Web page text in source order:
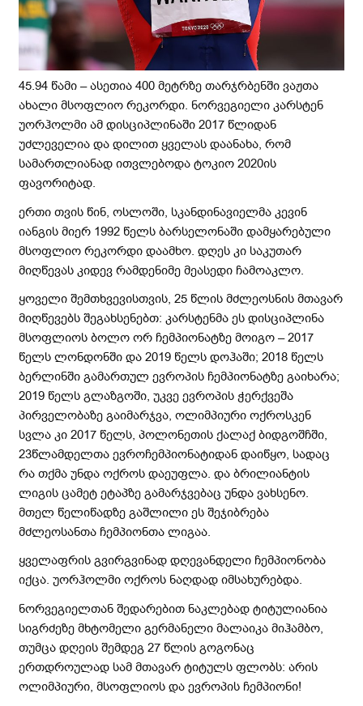
45.94 წამი – ასეთია 400 მეტრზე თარჯრბენში ვაჟთა
ახალი მსოფლიო რეკორდი. ნორვეგიელი კარსტენ
უორჰოლმი ამ დისციპლინაში 2017 წლიდან
უძლეველია და დილით ყველას დაანახა, რომ
სამართლიანად ითვლებოდა ტოკიო 2020ის
ფავორიტად.
ერთი თვის წინ, ოსლოში, სკანდინავიელმა კევინ
იანგის მიერ 1992 წელს ბარსელონაში დამყარებული
მსოფლიო რეკორდი დაამხო. დღეს კი საკუთარ
მიღწევას კიდევ რამდენიმე მეასედი ჩამოაკლო.
ყოველი შემთხვევისთვის, 25 წლის მძლეოსნის მთავარ
მიღწევებს შეგახსენებთ: კარსტენმა ეს დისციპლინა
მსოფლიოს ბოლო ორ ჩემპიონატზე მოიგო – 2017
წელს ლონდონში და 2019 წელს დოჰაში; 2018 წელს
ბერლინში გამართულ ევროპის ჩემპიონატზე გაიხარა;
2019 წელს გლაზგოში, უკვე ევროპის ჭერქვეშა
პირველობაზე გაიმარჯვა, ოლიმპიური ოქროსკენ
სვლა კი 2017 წელს, პოლონეთის ქალაქ ბიდგოშჩში,
23წლამდელთა ევროჩემპიონატიდან დაიწყო, სადაც
რა თქმა უნდა ოქროს დაეუფლა. და ბრილიანტის
ლიგის ცამეტ ეტაპზე გამარჯვებაც უნდა ვახსენო.
მთელ წელიწადზე გაშლილი ეს შეჯიბრება
მძლეოსანთა ჩემპიონთა ლიგაა.
ყველაფრის გვირგვინად დღევანდელი ჩემპიონობა
იქცა. უორჰოლმი ოქროს ნაღდად იმსახურებდა.
ნორვეგიელთან შედარებით ნაკლებად ტიტულიანია
სიგრძეზე მხტომელი გერმანელი მალაიკა მიჰამბო,
თუმცა დღეის შემდეგ 27 წლის გოგონაც
ერთდროულად სამ მთავარ ტიტულს ფლობს: არის
ოლიმპიური, მსოფლიოს და ევროპის ჩემპიონი!